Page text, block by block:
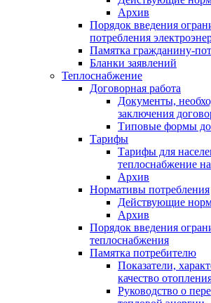
Архив
Порядок введения
потребления
Памятка гражданину-
Бланки заявлений
Теплоснабжение
Договорная работа
Документы,
заключения
Типовые формы
Тарифы
Тарифы для
теплоснабжение
Архив
Нормативы потребления
Действующие
Архив
Порядок введения
теплоснабжения
Памятка потребителю
Показатели,
качество
Руководство о